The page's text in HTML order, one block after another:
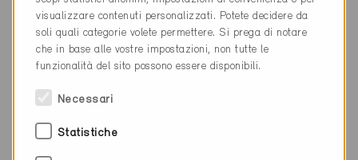
Luogo Basel
Cantone Basilea Città
visualizzare contenuti personalizzati. Potete decidere da
soli quali categorie volete permettere. Si prega di notare
che in base alle vostre impostazioni, non tutte le
funzionalità del sito possono essere disponibili.
Necessari
Statistiche